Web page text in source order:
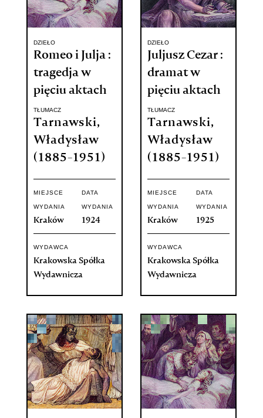
DZIEŁO
Romeo i Julja :
tragedja w
pięciu aktach
TŁUMACZ
Tarnawski,
Władysław
(1885-1951)
MIEJSCE
WYDANIA
Kraków
DATA
WYDANIA
1924
WYDAWCA
Krakowska Spółka
Wydawnicza
DZIEŁO
Juljusz Cezar :
dramat w
pięciu aktach
TŁUMACZ
Tarnawski,
Władysław
(1885-1951)
MIEJSCE
WYDANIA
Kraków
DATA
WYDANIA
1925
WYDAWCA
Krakowska Spółka
Wydawnicza